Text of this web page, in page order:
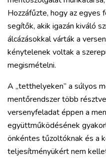
Hozzáfűzte, hogy az egyes
segítők, akik igazán kiváló
álcázásokkal várták a
kénytelenek voltak a
megismételni.
A „tetthelyeken” a súlyos
mentőrendszer több
versenyfeladat éppen a
együttműködésének
önkéntes tűzoltóknak és a
teljesítményükért nem